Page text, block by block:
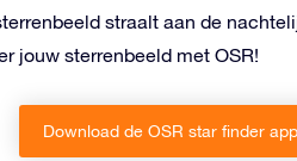
straalt aan de
jouw sterrenbeeld met OSR!
Download de OSR star finder app